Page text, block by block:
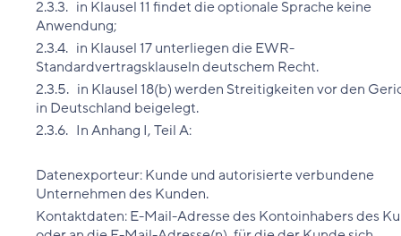
2.3.3. in Klausel 11 findet die optionale Sprache keine
Anwendung;
2.3.4. in Klausel 17 unterliegen die EWR-
Standardvertragsklauseln deutschem Recht.
2.3.5. in Klausel 18(b) werden Streitigkeiten vor den
in Deutschland beigelegt.
2.3.6. In Anhang I, Teil A:
Datenexporteur: Kunde und autorisierte verbundene
Unternehmen des Kunden.
Kontaktdaten: E-Mail-Adresse des Kontoinhabers des